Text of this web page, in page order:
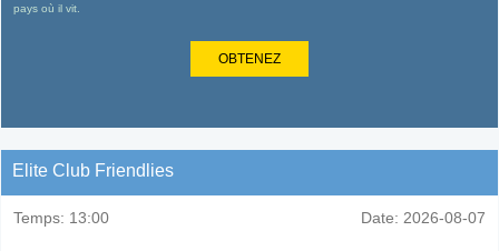
pays où il vit.
OBTENEZ
Elite Club Friendlies
Temps: 13:00 Date: 2026-08-07